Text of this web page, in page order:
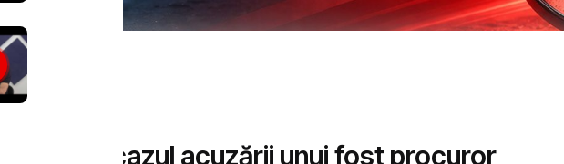
în cazul acuzării unui fost procuror